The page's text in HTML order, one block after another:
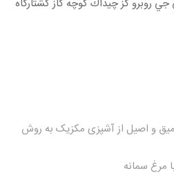
روبرو گز چيداك كوچه گاز كشتارگاه
و اصیل از آشپزی مکزیک به روش
مرغ سمانه